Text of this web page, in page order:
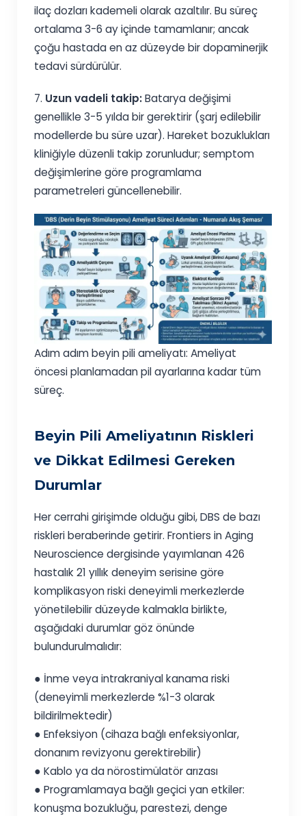
ilaç dozları kademeli olarak azaltılır. Bu süreç
ortalama 3-6 ay içinde tamamlanır; ancak
çoğu hastada en az düzeyde bir dopaminerjik
tedavi sürdürülür.
7. Uzun vadeli takip:Batarya değişimi
genellikle 3-5 yılda bir gerektirir (şarj edilebilir
modellerde bu süre uzar). Hareket bozuklukları
kliniğiyle düzenli takip zorunludur; semptom
değişimlerine göre programlama
parametreleri güncellenebilir.
Adım adım beyin pili ameliyatı: Ameliyat
öncesi planlamadan pil ayarlarına kadar tüm
süreç.
Beyin Pili Ameliyatının Riskleri
ve Dikkat Edilmesi Gereken
Durumlar
Her cerrahi girişimde olduğu gibi, DBS de bazı
riskleri beraberinde getirir. Frontiers in Aging
Neuroscience dergisinde yayımlanan 426
hastalık 21 yıllık deneyim serisine göre
komplikasyon riski deneyimli merkezlerde
yönetilebilir düzeyde kalmakla birlikte,
aşağıdaki durumlar göz önünde
bulundurulmalıdır:
● İnme veya intrakraniyal kanama riski
(deneyimli merkezlerde %1-3 olarak
bildirilmektedir)
● Enfeksiyon (cihaza bağlı enfeksiyonlar,
donanım revizyonu gerektirebilir)
● Kablo ya da nörostimülatör arızası
● Programlamaya bağlı geçici yan etkiler:
konuşma bozukluğu, parestezi, denge